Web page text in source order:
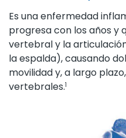
Es una enfermedad
progresa con los años y
vertebral y la
la espalda), causando
movilidad y, a largo
vertebrales.1